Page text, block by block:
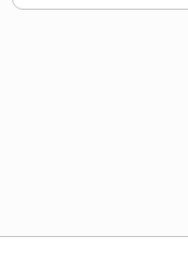
pueden descargar